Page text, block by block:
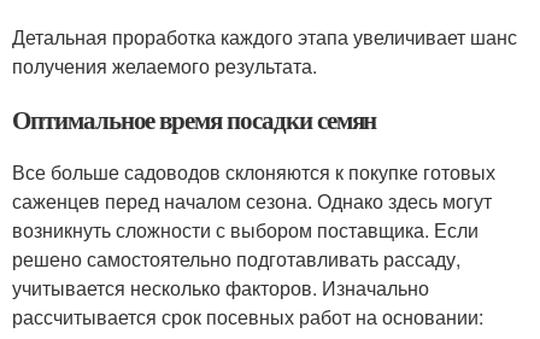
Детальная проработка каждого этапа увеличивает шанс
получения желаемого результата.
Оптимальное время посадки семян
Все больше садоводов склоняются к покупке готовых
саженцев перед началом сезона. Однако здесь могут
возникнуть сложности с выбором поставщика. Если
решено самостоятельно подготавливать рассаду,
учитывается несколько факторов. Изначально
рассчитывается срок посевных работ на основании: